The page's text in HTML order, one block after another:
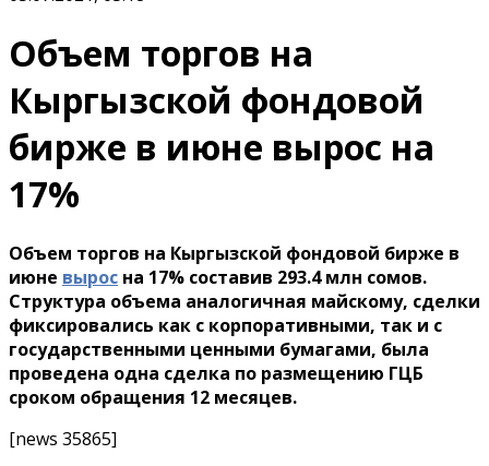
Объем торгов на
Кыргызской фондовой
бирже в июне вырос на
17%
Объем торгов на Кыргызской фондовой бирже в
июне вырос на 17% составив 293.4 млн сомов.
Структура объема аналогичная майскому, сделки
фиксировались как с корпоративными, так и с
государственными ценными бумагами, была
проведена одна сделка по размещению ГЦБ
сроком обращения 12 месяцев.
[news 35865]